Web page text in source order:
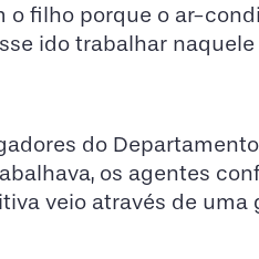
filho porque o ar-
ido trabalhar
do
os agentes
veio através de uma